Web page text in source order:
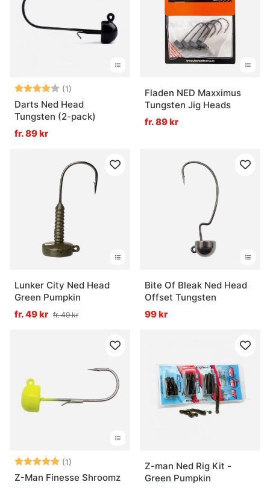
Betyg: (1)
4.0 utav 5 stjärnor
Darts Ned Head
Tungsten (2-pack)
fr. 89 kr
Fladen NED Maxximus
Tungsten Jig Heads
fr. 89 kr
Lunker City Ned Head
Green Pumpkin
fr. 49 kr fr. 49 kr
Bite Of Bleak Ned Head
Offset Tungsten
99 kr
Betyg: (1)
5.0 utav 5 stjärnor
Z-Man Finesse Shroomz
Z-man Ned Rig Kit -
Green Pumpkin